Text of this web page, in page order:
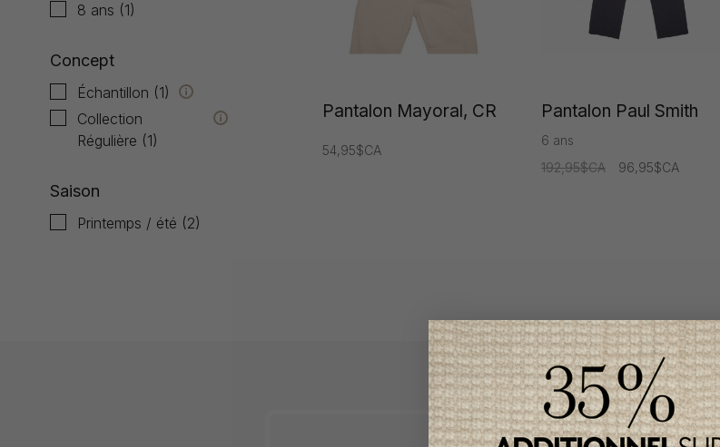
8 ans (1)
Concept
Échantillon (1)
Collection
Régulière (1)
Saison
Printemps / été (2)
Pantalon Mayoral, CR
54,95$CA
Pantalon Paul Smith
6 ans
192,95$CA
96,95$CA